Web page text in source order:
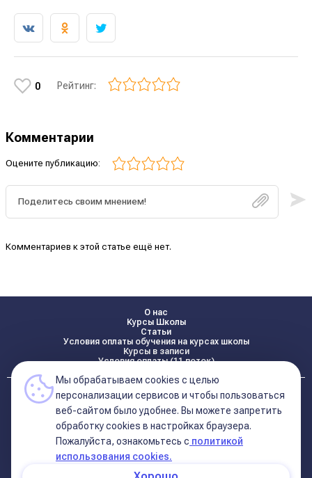
0 Рейтинг:
Комментарии
Оцените публикацию:
Комментариев к этой статье ещё нет.
О нас
Курсы Школы
Статьи
Условия оплаты обучения на курсах школы
Курсы в записи
Условия оплаты (11 поток)
Реквизиты
Контакты
Политика конфиденциальности
Договор оферта (соглашение)
+7 495 681 02 96
Мы обрабатываем cookies с целью
персонализации сервисов и чтобы пользоваться
веб-сайтом было удобнее. Вы можете запретить
обработку сookies в настройках браузера.
Пожалуйста, ознакомьтесь с политикой
использования cookies.